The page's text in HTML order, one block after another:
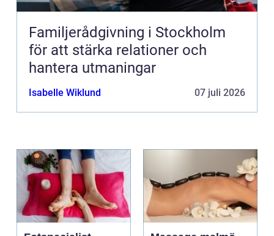
Familjerådgivning i Stockholm
för att stärka relationer och
hantera utmaningar
Isabelle Wiklund 07 juli 2026